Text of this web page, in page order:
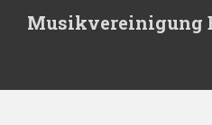
t
Musikvereinigung